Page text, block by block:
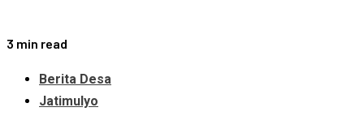
3 min read
Berita Desa
Jatimulyo